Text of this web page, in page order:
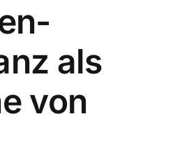
als
von